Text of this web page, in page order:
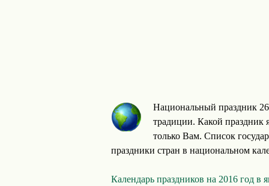
Национальный праздник
традиции. Какой праздник
только Вам. Список
праздники стран в национальном
Календарь праздников на 2016 год в